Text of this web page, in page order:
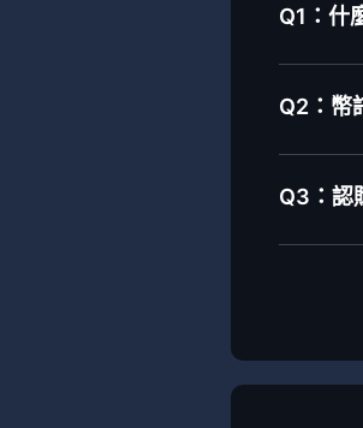
Q1：什
Q2：幣
Q3：認